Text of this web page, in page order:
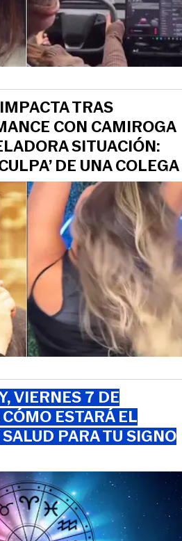
TRAS
CON CAMIROGA
SITUACIÓN:
DE UNA COLEGA
VIERNES 7 DE
ESTARÁ EL
PARA TU SIGNO